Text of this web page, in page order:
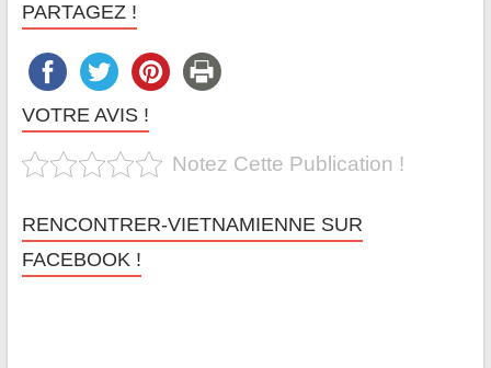
PARTAGEZ !
VOTRE AVIS !
Notez Cette Publication !
RENCONTRER-VIETNAMIENNE SUR
FACEBOOK !